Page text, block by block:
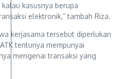
kasusnya berupa
elektronik,” tambah Riza.
kerjasama tersebut diperlukan
tentunya mempunyai
mengenai transaksi yang